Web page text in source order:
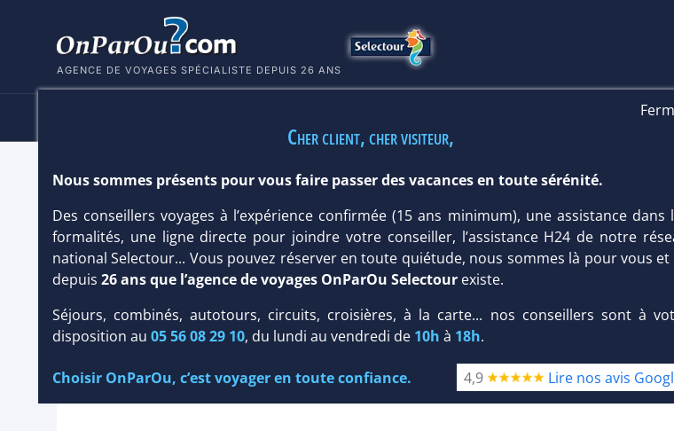
AGENCE DE VOYAGES SPÉCIALISTE DEPUIS 26 ANS
HÔTEL CHRISTOPHER 5*
Saint Barthélémy/ Pointe Milou
Cher client, cher visiteur,
Nous sommes présents pour vous faire passer des vacances en toute sérénité.
Des conseillers voyages à l’expérience confirmée (15 ans minimum), une assistance dans
formalités, une ligne directe pour joindre votre conseiller, l’assistance H24 de notre
national Selectour... Vous pouvez réserver en toute quiétude, nous sommes là pour vous et
depuis 26 ans que l’agence de voyages OnParOu Selectourexiste.
Séjours, combinés, autotours, circuits, croisières, à la carte... nos conseillers sont à
disposition au 05 56 08 29 10, du lundi au vendredi de 10h à 18h.
Choisir OnParOu, c’est voyager en toute confiance. 4,9 Lire nos avis